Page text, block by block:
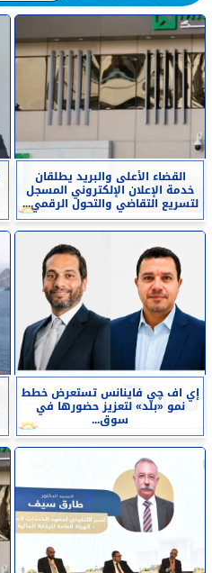
القضاء الأعلى والبريد يطلقان
خدمة الإعلان الإلكتروني المسجل
لتسريع التقاضي والتحول الرقمي...
إي اف چي فاينانس تستعرض خطط
نمو «بلد» لتعزيز حضورها في
سوق...